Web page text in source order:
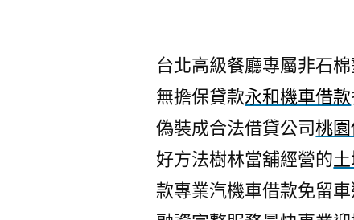
台北高級餐廳專屬非石棉
無擔保貸款永和機車借款
偽裝成合法借貸公司桃
好方法樹林當舖經營的
款專業汽機車借款免留